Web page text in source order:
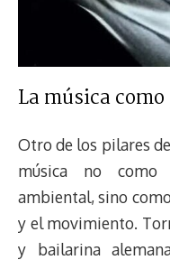
La música
Otro de los pilares
música no como
ambiental, sino
y el movimiento.
y bailarina